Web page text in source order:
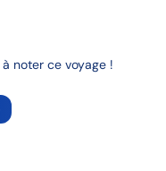
noter ce voyage !